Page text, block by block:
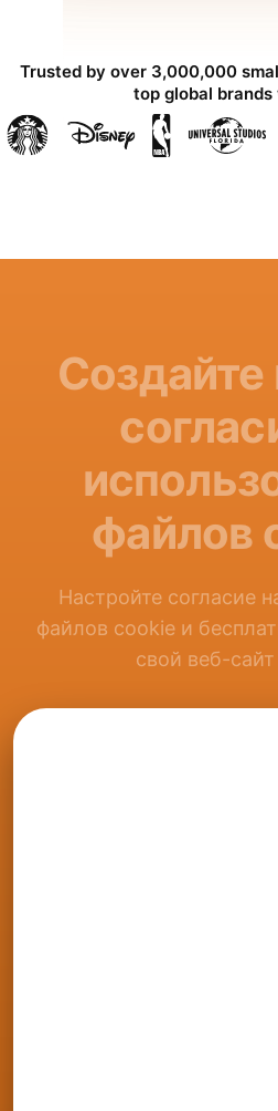
Trusted by over 3,000,000
top global
файлов
Настройте согласие
файлов cookie и
свой веб-